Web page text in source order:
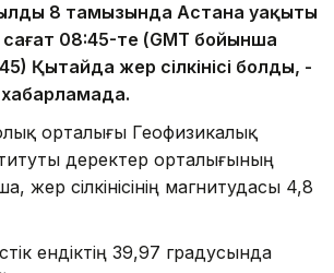
8 тамызында Астана уақыты
08:45-те (GMT бойынша
Қытайда жер сілкінісі болды, -
хабарламада.
орталығы Геофизикалық
деректер орталығының
жер сілкінісінің магнитудасы 4,8
ендіктің 39,97 градусында